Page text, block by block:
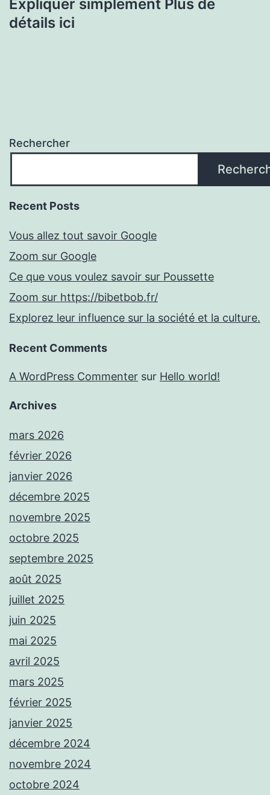
Expliquer simplement Plus de
détails ici
Rechercher
Recent Posts
Vous allez tout savoir Google
Zoom sur Google
Ce que vous voulez savoir sur Poussette
Zoom sur https://bibetbob.fr/
Explorez leur influence sur la société et la culture.
Recent Comments
A WordPress Commenter sur Hello world!
Archives
mars 2026
février 2026
janvier 2026
décembre 2025
novembre 2025
octobre 2025
septembre 2025
août 2025
juillet 2025
juin 2025
mai 2025
avril 2025
mars 2025
février 2025
janvier 2025
décembre 2024
novembre 2024
octobre 2024